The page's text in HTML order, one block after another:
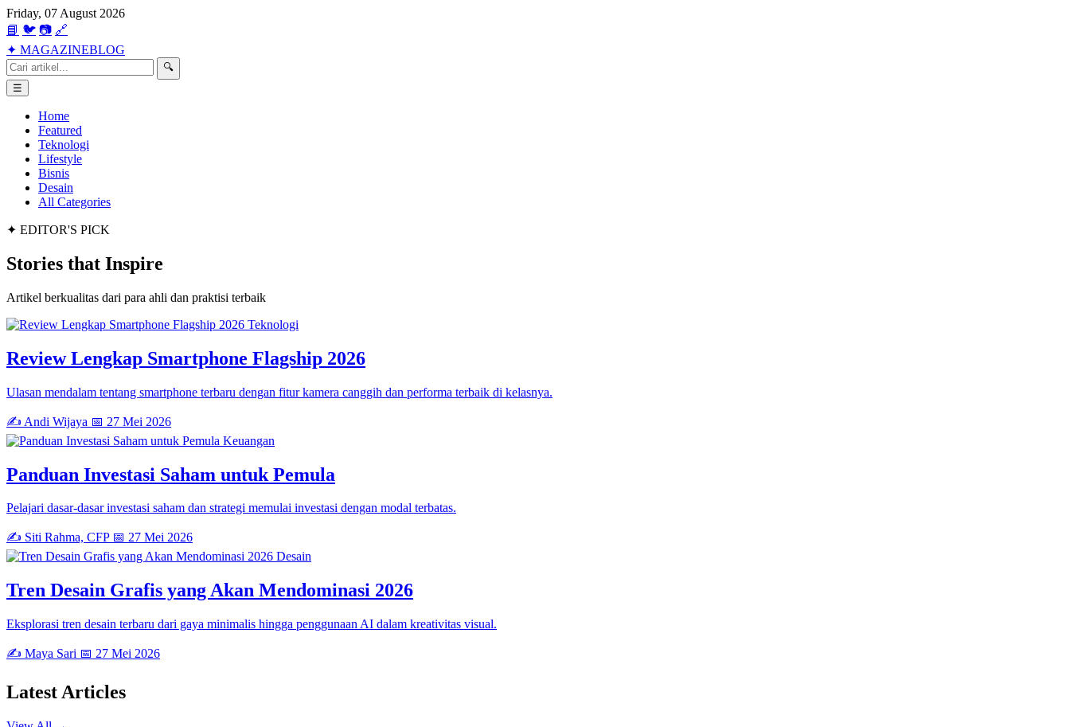
Friday, 07 August 2026
📘 🐦 📷 🔗
✦ MAGAZINEBLOG
🔍
☰
Home
Featured
Teknologi
Lifestyle
Bisnis
Desain
All Categories
✦ EDITOR'S PICK
Stories that Inspire
Artikel berkualitas dari para ahli dan praktisi terbaik
Teknologi
Review Lengkap Smartphone Flagship 2026
Ulasan mendalam tentang smartphone terbaru dengan fitur kamera canggih dan performa terbaik di kelasnya.
✍️ Andi Wijaya 📅 27 Mei 2026
Keuangan
Panduan Investasi Saham untuk Pemula
Pelajari dasar-dasar investasi saham dan strategi memulai investasi dengan modal terbatas.
✍️ Siti Rahma, CFP 📅 27 Mei 2026
Desain
Tren Desain Grafis yang Akan Mendominasi 2026
Eksplorasi tren desain terbaru dari gaya minimalis hingga penggunaan AI dalam kreativitas visual.
✍️ Maya Sari 📅 27 Mei 2026
Latest Articles